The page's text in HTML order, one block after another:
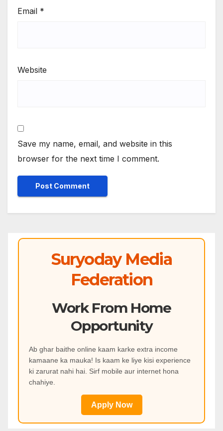
Email *
Website
Save my name, email, and website in this
browser for the next time I comment.
Suryoday Media
Federation
Work From Home
Opportunity
Ab ghar baithe online kaam karke extra income
kamaane ka mauka! Is kaam ke liye kisi experience
ki zarurat nahi hai. Sirf mobile aur internet hona
chahiye.
Apply Now